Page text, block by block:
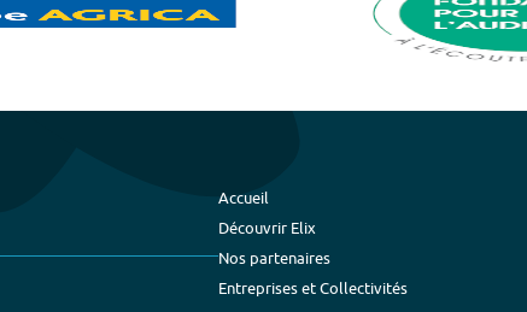
Accueil
Découvrir Elix
Nos partenaires
Entreprises et Collectivités